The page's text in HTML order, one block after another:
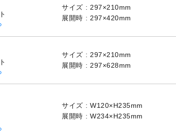
サイズ
297×210mm
展開時
297×420mm
サイズ
297×210mm
展開時
297×628mm
サイズ
W120×H235mm
展開時
W234×H235mm